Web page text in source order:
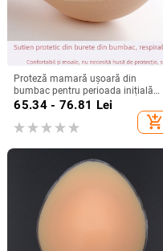
Proteză mamară ușoară din
bumbac pentru perioada inițială
post-mastectomie, pernă din burete
lavabilă la mâna, potrivită pentru
înot.
65.34 - 76.81 Lei
add_shopping_cart